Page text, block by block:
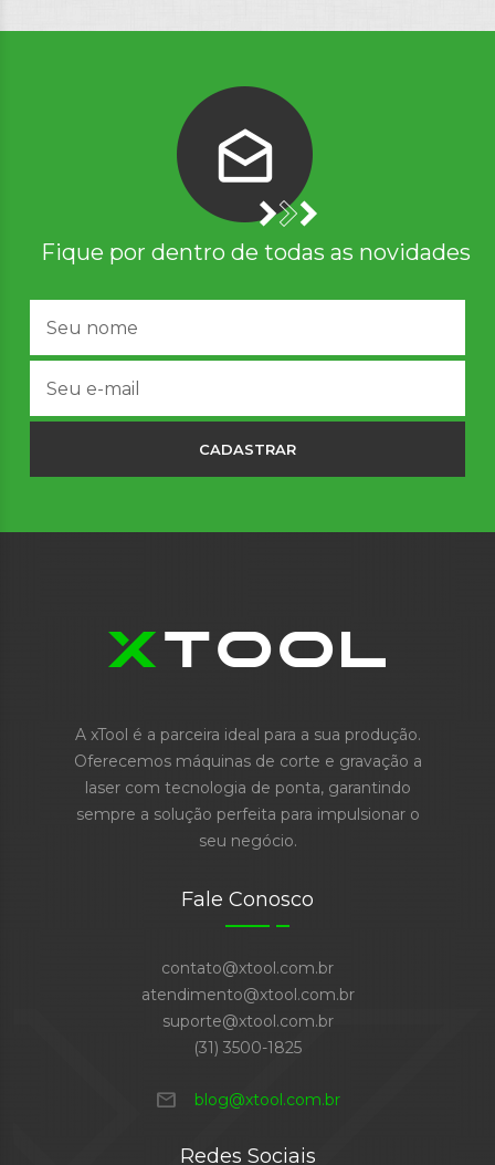
Fique por dentro de todas as novidades
CADASTRAR
A xTool é a parceira ideal para a sua produção.
Oferecemos máquinas de corte e gravação a
laser com tecnologia de ponta, garantindo
sempre a solução perfeita para impulsionar o
seu negócio.
Fale Conosco
contato@xtool.com.br
atendimento@xtool.com.br
suporte@xtool.com.br
(31) 3500-1825
mail blog@xtool.com.br
Redes Sociais